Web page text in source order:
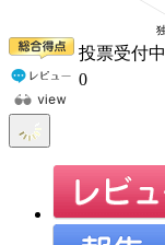
投票受付中
0